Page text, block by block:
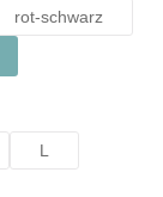
rot-schwarz
L